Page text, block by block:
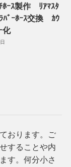
ﾎｰｽ製作 ﾘｱﾏｽﾀ
ﾊﾞｰﾎｰｽ交換 ｶｳ
化
おります。ご
することや内
す。何分小さ